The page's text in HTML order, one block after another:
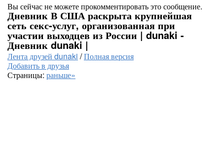
Вы сейчас не можете прокомментировать это сообщение.
Дневник В США раскрыта крупнейшая
сеть секс-услуг, организованная при
участии выходцев из России | dunaki -
Дневник dunaki |
Лента друзей dunaki /Полная версия
Добавить в друзья
Страницы: раньше»